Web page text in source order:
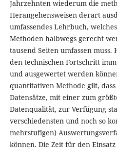
Jahrzehnten wiederum die
Herangehensweisen derart
umfassendes Lehrbuch,
Methoden halbwegs gerecht
tausend Seiten umfassen
den technischen Fortschritt
und ausgewertet werden
quantitativen Methode gilt,
Datensätze, mit einer zum
Datenqualität, zur Verfügung
verschiedensten und noch so
mehrstufigen)
können. Die Zeit für den